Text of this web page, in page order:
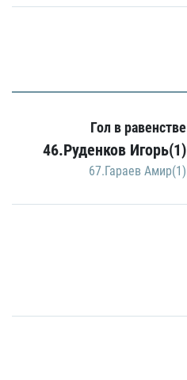
Гол в равенстве
46.Руденков Игорь(1)
67.Гараев Амир(1)